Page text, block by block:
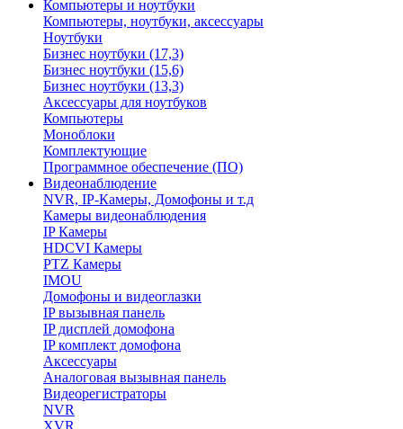
Компьютеры и ноутбуки
Компьютеры, ноутбуки, аксессуары
Ноутбуки
Бизнес ноутбуки (17,3)
Бизнес ноутбуки (15,6)
Бизнес ноутбуки (13,3)
Аксессуары для ноутбуков
Компьютеры
Моноблоки
Комплектующие
Программное обеспечение (ПО)
Видеонаблюдение
NVR, IP-Камеры, Домофоны и т.д
Камеры видеонаблюдения
IP Камеры
HDCVI Камеры
PTZ Камеры
IMOU
Домофоны и видеоглазки
IP вызывная панель
IP дисплей домофона
IP комплект домофона
Аксессуары
Аналоговая вызывная панель
Видеорегистраторы
NVR
XVR